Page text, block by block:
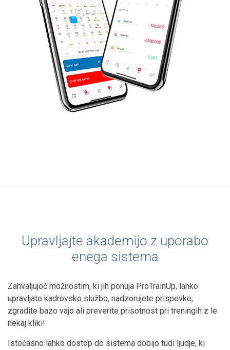
Upravljajte akademijo z uporabo
enega sistema
Zahvaljujoč možnostim, ki jih ponuja ProTrainUp, lahko
upravljate kadrovsko službo, nadzorujete prispevke,
zgradite bazo vajo ali preverite prisotnost pri treningih z le
nekaj kliki!
Istočasno lahko dostop do sistema dobijo tudi ljudje, ki